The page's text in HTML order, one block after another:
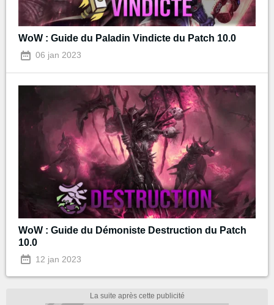
WoW : Guide du Paladin Vindicte du Patch 10.0
06 jan 2023
WoW : Guide du Démoniste Destruction du Patch
10.0
12 jan 2023